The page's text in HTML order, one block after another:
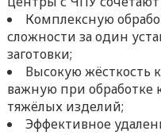
Комплексную
сложности за один
заготовки;
Высокую жёсткость
важную при обработке
тяжёлых изделий;
Эффективное